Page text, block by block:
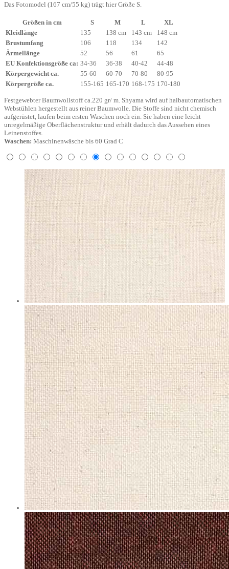
Das Fotomodel (167 cm/55 kg) trägt hier Größe S.
Größen in cm S M L
XL
Kleidlänge
135 138 cm 143 cm
148 cm
Brustumfang
106 118 134
142
Ärmellänge
52 56 61
65
EU Konfektionsgröße ca: 34-36 36-38 40-42
44-48
Körpergewicht ca.
55-60 60-70 70-80
80-95
Körpergröße ca.
155-165 165-170 168-175 170-180
Festgewebter Baumwollstoff ca.220 gr/ m. Shyama wird auf halbautomatischen
Webstühlen hergestellt aus reiner Baumwolle. Die Stoffe sind nicht chemisch
aufgerüstet, laufen beim ersten Waschen noch ein. Sie haben eine leicht
unregelmäßige Oberflächenstruktur und erhält dadurch das Aussehen eines
Leinenstoffes.
Waschen: Maschinenwäsche bis 60 Grad C